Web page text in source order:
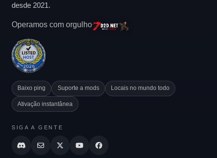
desde 2021.
Operamos com orgulho
Baixo ping Suporte a mods Locais no mundo todo
Ativação instantânea
SIGA A GENTE